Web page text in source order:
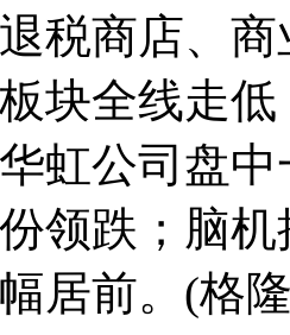
税商店、
块全线走
虹公司盘
领跌；脑
居前。(格